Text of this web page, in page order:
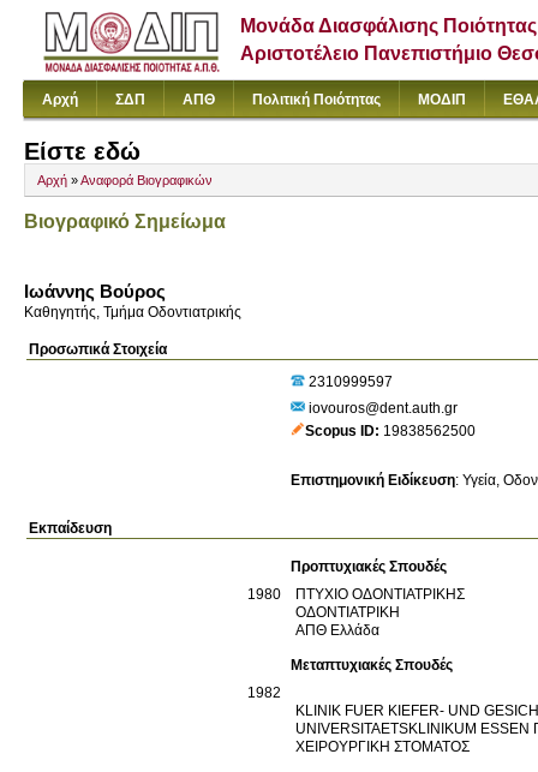
Μονάδα Διασφάλισης Ποιότητας
Αριστοτέλειο Πανεπιστήμιο
Αρχή ΣΔΠ ΑΠΘ Πολιτική Ποιότητας ΜΟΔΙΠ
Είστε εδώ
Αρχή »Αναφορά Βιογραφικών
Βιογραφικό Σημείωμα
Ιωάννης Βούρος
Καθηγητής, Τμήμα Οδοντιατρικής
Προσωπικά Στοιχεία
2310999597
iovouros@dent.auth.gr
Scopus ID 19838562500
Επιστημονική Ειδίκευση: Υγεία
Εκπαίδευση
Προπτυχιακές Σπουδές
1980
ΠΤΥΧΙΟ ΟΔΟΝΤΙΑΤΡΙΚΗΣ
ΟΔΟΝΤΙΑΤΡΙΚΗ
ΑΠΘ Ελλάδα
Μεταπτυχιακές Σπουδές
1982
KLINIK FUER KIEFER- UND
UNIVERSITAETSKLINIKUM ESSEN
XΕΙΡΟΥΡΓΙΚΗ ΣΤΟΜΑΤΟΣ